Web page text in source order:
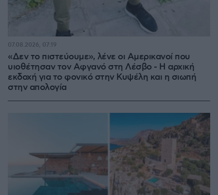
«Δεν το πιστεύουμε», λένε οι Αμερικανοί που
υιοθέτησαν τον Αφγανό στη Λέσβο - Η αρχική
εκδοχή για το φονικό στην Κυψέλη και η σιωπή
στην απολογία
07.08.2026, 07:19